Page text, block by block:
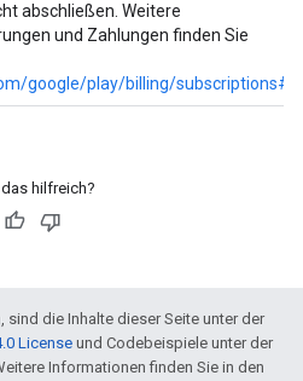
abschließen. Weitere
und Zahlungen finden Sie
google/play/billing/
hilfreich?
die Inhalte dieser Seite unter der
License und Codebeispiele unter der
Informationen finden Sie in den